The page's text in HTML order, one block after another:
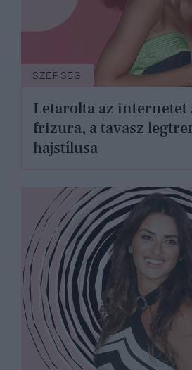
SZÉPSÉG
Letarolta az internetet
frizura, a tavasz
hajstílusa